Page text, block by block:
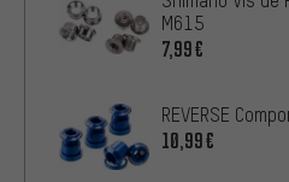
M615
7,99€
REVERSE
10,99€